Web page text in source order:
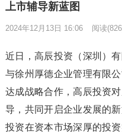
上市辅导新蓝图
2024年12月13日 16:06 阅读
近日，高辰投资（深圳）有
与徐州厚德企业管理有限
达成战略合作，高辰投资
导，共同开启企业发展的
投资在资本市场深厚的投